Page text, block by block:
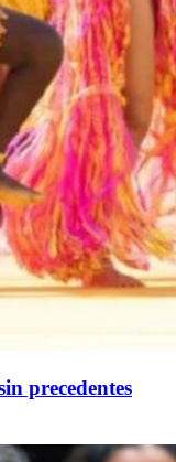
precedentes